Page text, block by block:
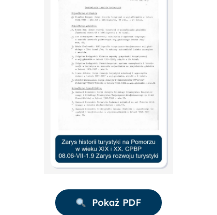
Pokaż PDF